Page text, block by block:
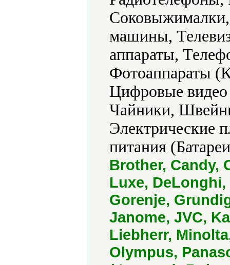
машины,
аппараты,
Фотоаппараты
Цифровые
Чайники,
Электрические
питания
Brother, Candy,
Luxe,
Gorenje,
Janome, JVC,
Liebherr,
Olympus,